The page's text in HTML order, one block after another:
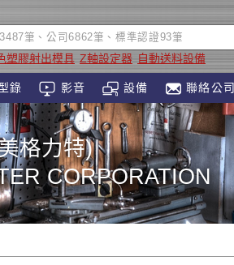
塑膠射出模具 Z軸設定器 自動送料設備
錄 影音 設備 聯絡公司
格力特)
CORPORATION